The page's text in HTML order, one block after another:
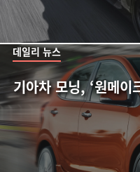
데일리 뉴스
기아차 모닝, ‘원메이